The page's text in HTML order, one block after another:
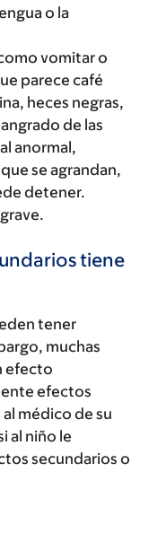
o la
vomitar o
parece café
heces negras,
de las
anormal,
se agrandan,
detener.
tiene
tener
muchas
efecto
efectos
médico de su
al niño le
secundarios o